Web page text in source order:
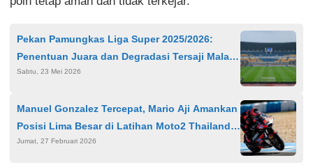
Pekan Pamungkas Liga Super 2025/2026:
Penentuan Juara dan Degradasi Tersaji Malam
Ini
Sabtu, 23 Mei 2026
Manuel Gonzalez Tercepat, Mario Aji Amankan
Posisi Lima Besar di Latihan Moto2 Thailand
2026
Jumat, 27 Februari 2026